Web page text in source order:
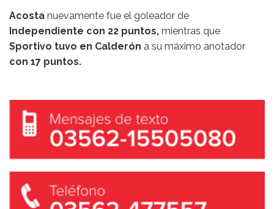
Acosta nuevamente fue el goleador de
Independiente con 22 puntos, mientras que
Sportivo tuvo en Calderón a su máximo anotador
con 17 puntos.